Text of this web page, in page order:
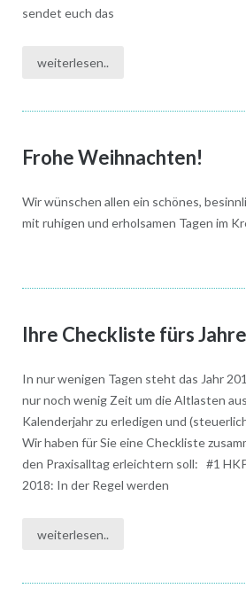
sendet euch das
weiterlesen..
Frohe Weihnachten!
Wir wünschen allen ein schönes,
mit ruhigen und erholsamen Tagen im
Ihre Checkliste fürs
In nur wenigen Tagen steht das Jahr
nur noch wenig Zeit um die Altlasten
Kalenderjahr zu erledigen und
Wir haben für Sie eine Checkliste
den Praxisalltag erleichtern soll: #1
2018: In der Regel werden
weiterlesen..